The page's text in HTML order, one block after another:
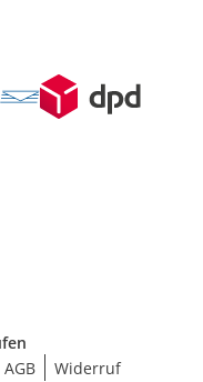
AGB
Widerruf